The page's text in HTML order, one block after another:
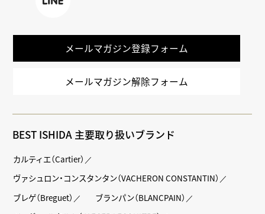
メールマガジン登録フォーム
メールマガジン解除フォーム
BEST ISHIDA 主要取り扱いブランド
カルティエ（Cartier）
ヴァシュロン・コンスタンタン（VACHERON CONSTANTIN）
ブレゲ（Breguet）
ブランパン（BLANCPAIN）